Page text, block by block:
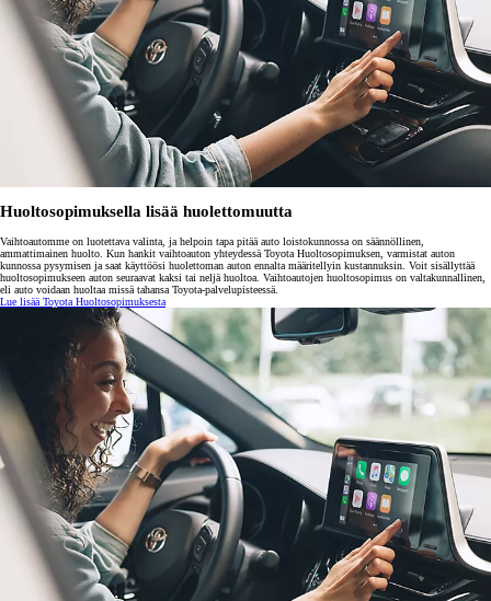
Huoltosopimuksella lisää huolettomuutta
Vaihtoautomme on luotettava valinta, ja helpoin tapa pitää auto loistokunnossa on säännöllinen,
ammattimainen huolto. Kun hankit vaihtoauton yhteydessä Toyota Huoltosopimuksen, varmistat auton
kunnossa pysymisen ja saat käyttöösi huolettoman auton ennalta määritellyin kustannuksin. Voit sisällyttää
huoltosopimukseen auton seuraavat kaksi tai neljä huoltoa. Vaihtoautojen huoltosopimus on valtakunnallinen,
eli auto voidaan huoltaa missä tahansa Toyota-palvelupisteessä.
Lue lisää Toyota Huoltosopimuksesta